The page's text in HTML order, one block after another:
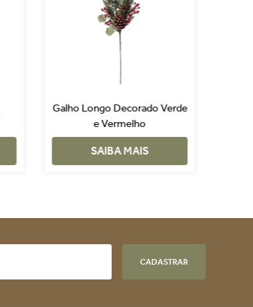
Galho Longo Decorado Verde
e Vermelho
SAIBA MAIS
CADASTRAR